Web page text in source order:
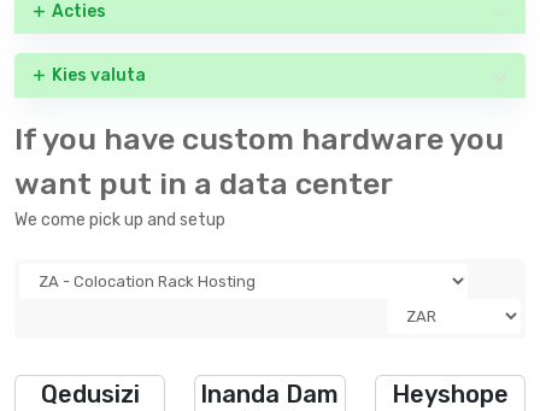
Acties
Kies valuta
If you have custom hardware you
want put in a data center
We come pick up and setup
Qedusizi
Inanda Dam
Heyshope